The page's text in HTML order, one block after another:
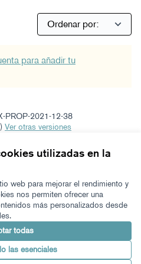
utilizadas en la
web para mejorar el rendimiento y
nos permiten ofrecer una
más personalizados desde
todas
las esenciales
para añadir tu
PROP-2021-12-38
ver otras versiones